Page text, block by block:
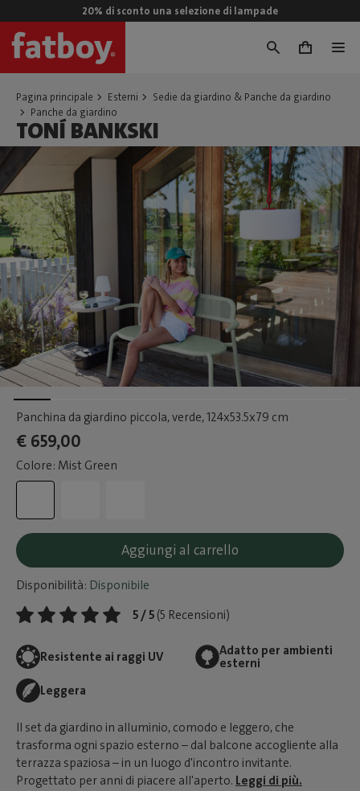
20% di sconto una selezione di lampade
0
Pagina principale Esterni
Sedie da giardino & Panche da giardino
Panche da giardino
TONÍ BANKSKI
Panchina da giardino piccola, verde, 124x53.5x79 cm
€ 659,00
Colore: Mist Green
Aggiungi al carrello
Disponibilità: Disponibile
5 / 5 (5 Recensioni)
Resistente ai raggi UV
Adatto per ambienti
esterni
Leggera
Il set da giardino in alluminio, comodo e leggero, che
trasforma ogni spazio esterno – dal balcone accogliente alla
terrazza spaziosa – in un luogo d'incontro invitante.
Progettato per anni di piacere all'aperto. Leggi di più.